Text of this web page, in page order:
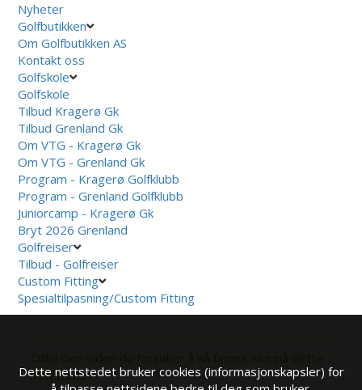
Nyheter
Golfbutikken
Om Golfbutikken AS
Kontakt oss
Golfskole
Golfskole
Tilbud Kragerø Gk
Tilbud Grenland Gk
Om VTG - Kragerø Gk
Om VTG - Grenland Gk
Program - Kragerø Golfklubb
Program - Grenland Golfklubb
Juniorcamp - Kragerø Gk
Bryt 2026 Grenland
Golfreiser
Tilbud - Golfreiser
Custom Fitting
Spesialtilpasning/Custom Fitting
nettstedet.
Dette nettstedet bruker cookies (informasjonskapsler) for